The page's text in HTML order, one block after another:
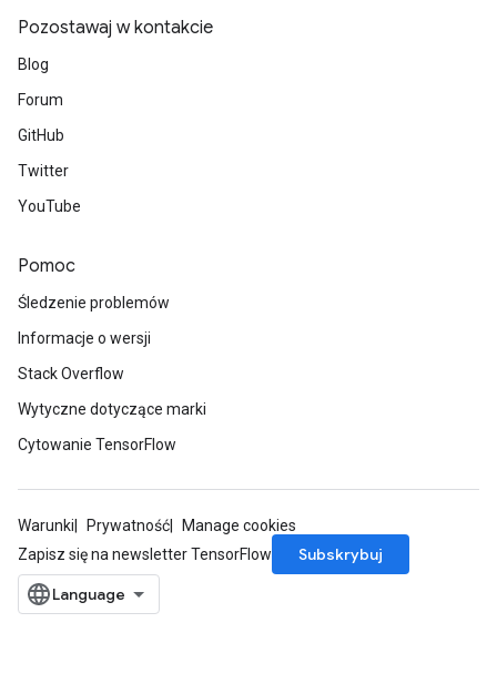
Pozostawaj w kontakcie
Blog
Forum
GitHub
Twitter
YouTube
Pomoc
Śledzenie problemów
Informacje o wersji
Stack Overflow
Wytyczne dotyczące marki
Cytowanie TensorFlow
Warunki Prywatność
Manage cookies
Zapisz się na newsletter TensorFlow
Subskrybuj